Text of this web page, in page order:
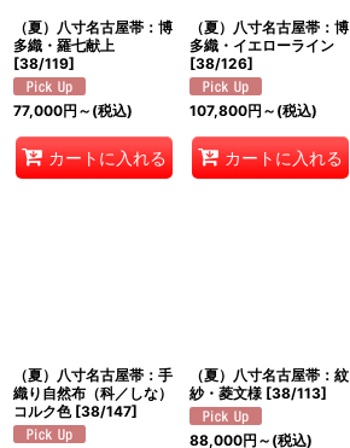
（夏）八寸名古屋帯：博
多織・羅七献上
[38/119]
77,000円 ～ (税込)
カートに入れる
（夏）八寸名古屋帯：博
多織・イエローライン
[38/126]
107,800円 ～ (税込)
カートに入れる
（夏）八寸名古屋帯：手
織り自然布（科／しな）
コルク色 [38/147]
（夏）八寸名古屋帯：紋
紗・菱文様 [38/113]
88,000円 ～ (税込)